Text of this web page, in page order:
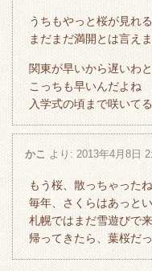
うちもやっと桜が見れ
まだまだ満開とは言え
関東が早いから遅いわ
こっちも早いんだよね
入学式の頃まで咲いて
かこ より: 2013年4月8日
もう桜、散っちゃったね
毎年、さくらはあっと
札幌ではまだ雪遊びで来
帰ってきたら、葉桜だっ